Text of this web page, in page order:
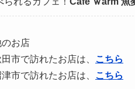
お店
市で訪れたお店は、 こちら
市で訪れたお店は、 こちら